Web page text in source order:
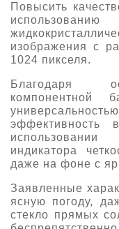
Повысить
изображения с
1024 пикселя.
Благодаря
компонентной
индикатора
даже на фоне с
Заявленные
ясную погоду,
стекло прямых